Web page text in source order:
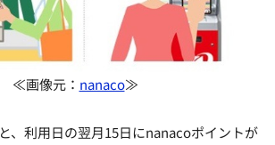
≪画像元： nanaco≫
、利用日の翌月15日にnanacoポイントが